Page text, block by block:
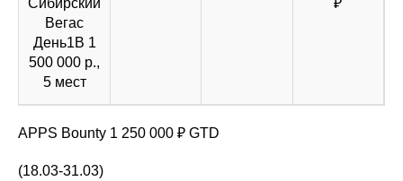
Сибирский
Вегас
День1B 1
500 000 р.,
5 мест
₽
APPS Bounty 1 250 000 ₽ GTD
(18.03-31.03)